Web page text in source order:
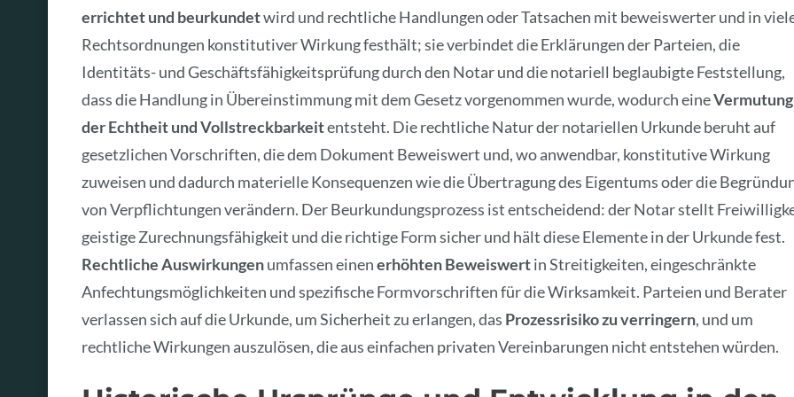
errichtet und beurkundetwird und rechtliche Handlungen oder Tatsachen mit beweiswerter und in
Rechtsordnungen konstitutiver Wirkung festhält; sie verbindet die Erklärungen der Parteien, die
Identitäts- und Geschäftsfähigkeitsprüfung durch den Notar und die notariell beglaubigte Feststellung,
dass die Handlung in Übereinstimmung mit dem Gesetz vorgenommen wurde, wodurch eineVermutung
der Echtheit und Vollstreckbarkeitentsteht. Die rechtliche Natur der notariellen Urkunde beruht auf
gesetzlichen Vorschriften, die dem Dokument Beweiswert und, wo anwendbar, konstitutive Wirkung
zuweisen und dadurch materielle Konsequenzen wie die Übertragung des Eigentums oder die
von Verpflichtungen verändern. Der Beurkundungsprozess ist entscheidend: der Notar stellt
geistige Zurechnungsfähigkeit und die richtige Form sicher und hält diese Elemente in der Urkunde fest.
Rechtliche Auswirkungenumfassen einenerhöhten Beweiswertin Streitigkeiten, eingeschränkte
Anfechtungsmöglichkeiten und spezifische Formvorschriften für die Wirksamkeit. Parteien und Berater
verlassen sich auf die Urkunde, um Sicherheit zu erlangen, das Prozessrisiko zu verringern, und um
rechtliche Wirkungen auszulösen, die aus einfachen privaten Vereinbarungen nicht entstehen würden.